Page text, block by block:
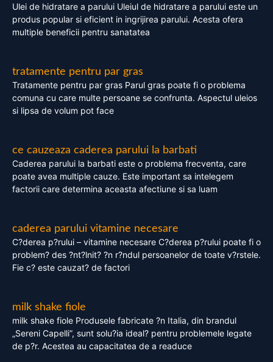
Ulei de hidratare a parului Uleiul de hidratare a parului este un
produs popular si eficient in ingrijirea parului. Acesta ofera
multiple beneficii pentru sanatatea
tratamente pentru par gras
Tratamente pentru par gras Parul gras poate fi o problema
comuna cu care multe persoane se confrunta. Aspectul uleios
si lipsa de volum pot face
ce cauzeaza caderea parului la barbati
Caderea parului la barbati este o problema frecventa, care
poate avea multiple cauze. Este important sa intelegem
factorii care determina aceasta afectiune si sa luam
caderea parului vitamine necesare
C?derea p?rului – vitamine necesare C?derea p?rului poate fi o
problem? des ?nt?lnit? ?n r?ndul persoanelor de toate v?rstele.
Fie c? este cauzat? de factori
milk shake fiole
milk shake fiole Produsele fabricate ?n Italia, din brandul
„Sereni Capelli”, sunt solu?ia ideal? pentru problemele legate
de p?r. Acestea au capacitatea de a readuce